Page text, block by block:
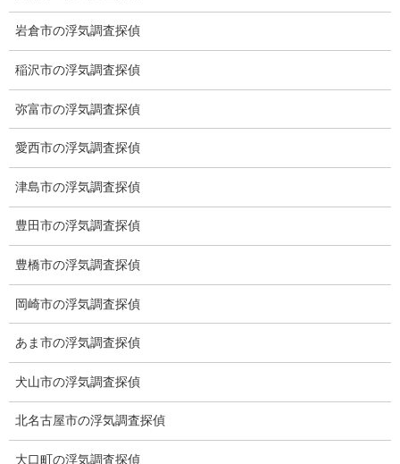
ご挨拶
アフターフォロー
ミライリサーチのお約束
当社のこだわり
契約後の安心と信頼
顧問弁護士のご案内
委任契約
岩倉市の浮気調査探偵
稲沢市の浮気調査探偵
弥富市の浮気調査探偵
愛西市の浮気調査探偵
津島市の浮気調査探偵
豊田市の浮気調査探偵
豊橋市の浮気調査探偵
岡崎市の浮気調査探偵
あま市の浮気調査探偵
犬山市の浮気調査探偵
北名古屋市の浮気調査探偵
大口町の浮気調査探偵